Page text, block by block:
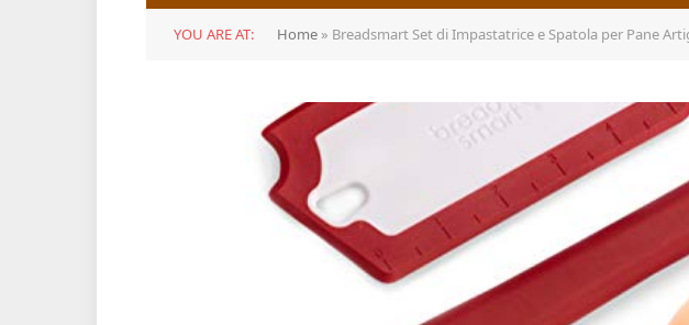
YOU ARE AT: Home » Breadsmart Set di Impastatrice e Spatola per Pane